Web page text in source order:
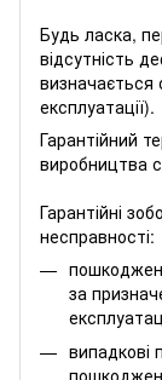
Будь ласка,
відсутність
визначається
експлуатації).
Гарантійний
виробництва
Гарантійні
несправності:
за
випадкові